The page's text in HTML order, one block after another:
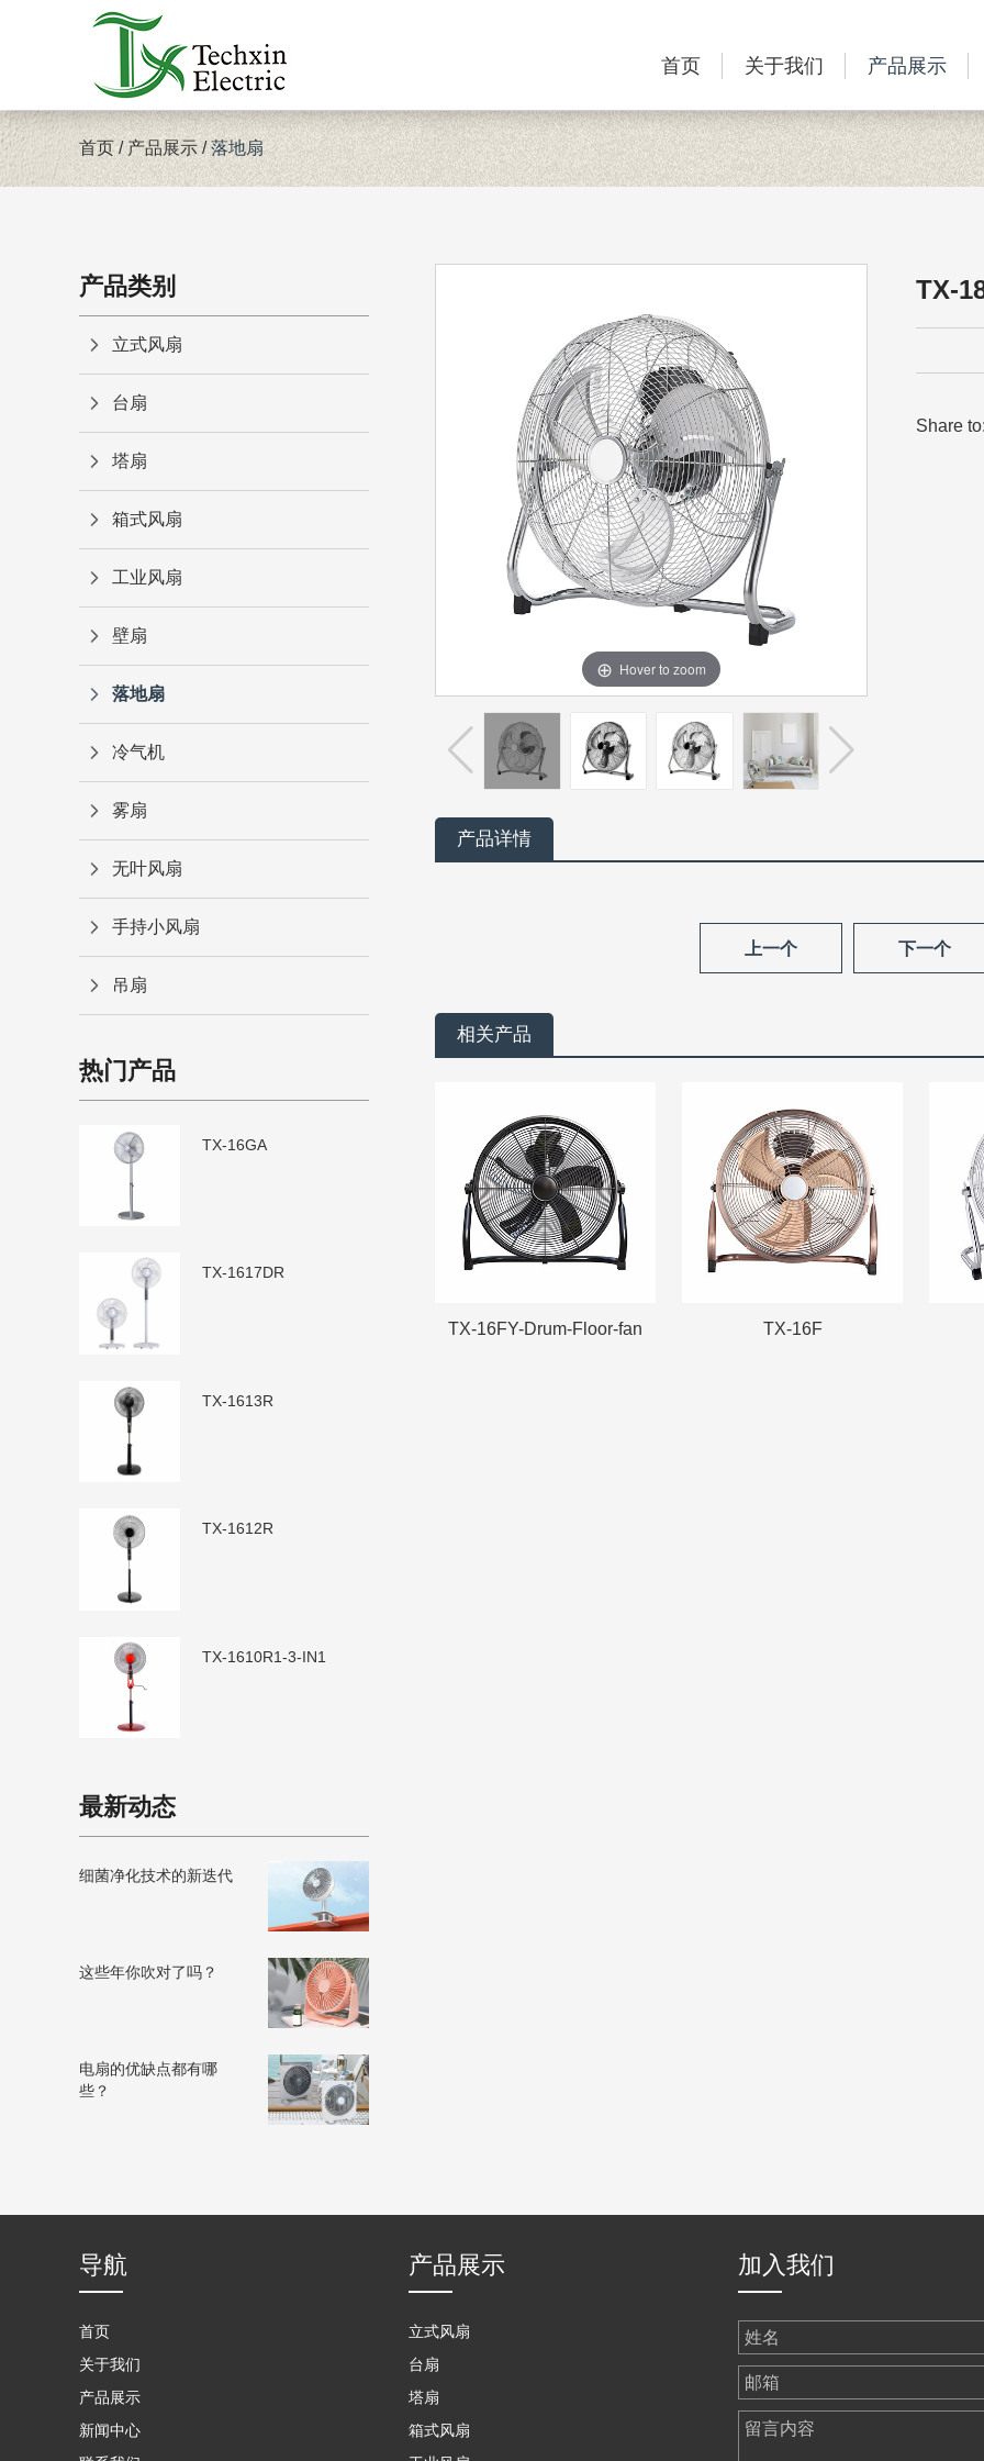
首页 关于我们 产品展示
首页/产品展示/落地扇
产品类别
立式风扇
台扇
塔扇
箱式风扇
工业风扇
壁扇
落地扇
冷气机
雾扇
无叶风扇
手持小风扇
吊扇
热门产品
TX-16GA
TX-1617DR
TX-1613R
TX-1612R
TX-1610R1-3-IN1
最新动态
细菌净化技术的新迭代
这些年你吹对了吗？
电扇的优缺点都有哪
些？
Hover to zoom
TX-
Share
产品详情
上一个 下一个
相关产品
TX-16FY-Drum-Floor-fan TX-16F
导航
首页
关于我们
产品展示
新闻中心
产品展示
立式风扇
台扇
塔扇
箱式风扇
加入我们